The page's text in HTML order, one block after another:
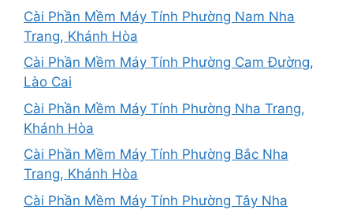
Cài Phần Mềm Máy Tính Phường Nam Nha
Trang, Khánh Hòa
Cài Phần Mềm Máy Tính Phường Cam Đường,
Lào Cai
Cài Phần Mềm Máy Tính Phường Nha Trang,
Khánh Hòa
Cài Phần Mềm Máy Tính Phường Bắc Nha
Trang, Khánh Hòa
Cài Phần Mềm Máy Tính Phường Tây Nha